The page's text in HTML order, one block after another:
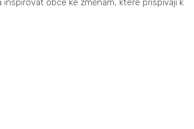
obce ke změnám, které přispívají k